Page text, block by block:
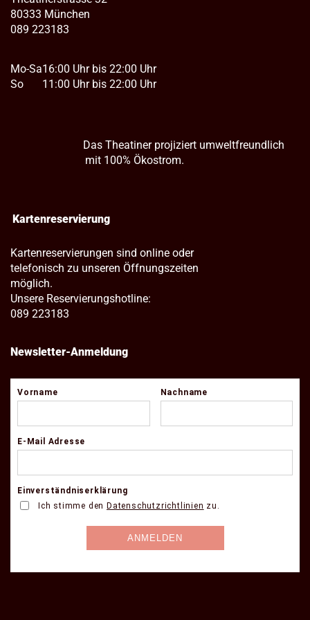
80333 München
089 223183
Mo-Sa
So
16:00 Uhr bis 22:00 Uhr
11:00 Uhr bis 22:00 Uhr
Das Theatiner projiziert umweltfreundlich
mit 100% Ökostrom.
Kartenreservierung
Kartenreservierungen sind online oder
telefonisch zu unseren Öffnungszeiten
möglich.
Unsere Reservierungshotline:
089 223183
Newsletter-Anmeldung